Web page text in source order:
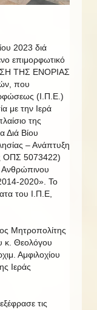
2023 διά
επιμορφωτικό
ΤΗΣ ΕΝΟΡΙΑΣ
που
(Ι.Π.Ε.)
με την Ιερά
της
Διά Βίου
– Ανάπτυξη
ΟΠΣ 5073422)
Ανθρώπινου
2020». Το
του Ι.Π.Ε,
Μητροπολίτης
κ. Θεολόγου
Αμφιλοχίου
Ιεράς
τις